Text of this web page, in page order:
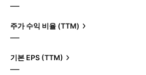
—
주가 수익 비율 (TTM)
—
기본 EPS (TTM)
—